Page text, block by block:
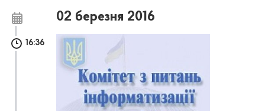
02 березня 2016
16:36